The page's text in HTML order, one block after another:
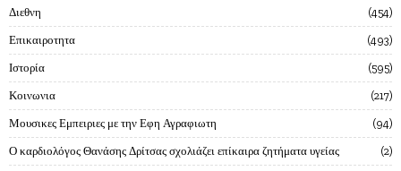
Διεθνη 454
Επικαιροτητα 493
Ιστορία 595
Κοινωνια 217
Μουσικες Εμπειριες με την Εφη Αγραφιωτη 94
Ο καρδιολόγος Θανάσης Δρίτσας σχολιάζει επίκαιρα ζητήματα υγείας 2